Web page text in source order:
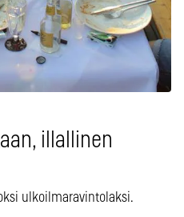
illallinen
ulkoilmaravintolaksi.